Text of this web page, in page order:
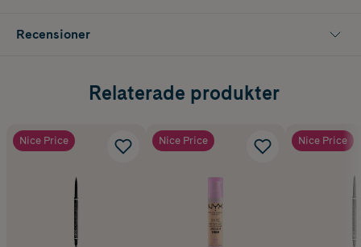
Recensioner
Relaterade produkter
Nice Price Nice Price Nice Price